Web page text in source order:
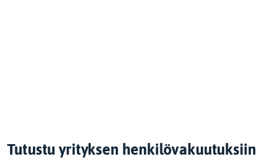
Tutustu yrityksen henkilövakuutuksiin